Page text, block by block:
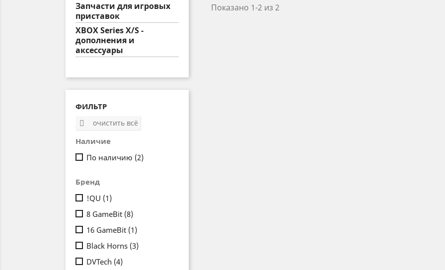
Запчасти для игровых
приставок
XBOX Series X/S -
дополнения и
аксессуары
ФИЛЬТР
 очистить всё
Наличие
По наличию (2)
Бренд
!QU (1)
8 GameBit (8)
16 GameBit (1)
Black Horns (3)
DVTech (4)
Показано 1-2 из 2